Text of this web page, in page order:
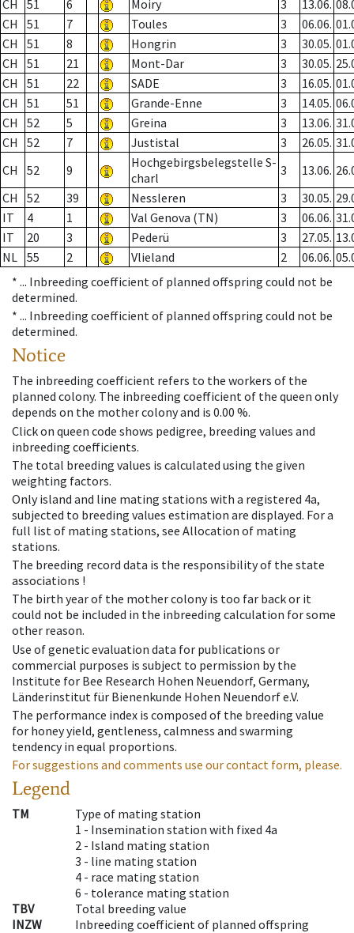
CH 51 6 Moiry 3 13.06.
CH
51 7 Toules 3 06.06.
CH
51 8 Hongrin 3 30.05.
CH
51 21 Mont-Dar 3 30.05.
CH
51 22 SADE 3 16.05.
CH
51 51 Grande-Enne 3 14.05.
CH
52 5 Greina 3 13.06.
CH
52 7 Justistal 3 26.05.
CH
52 9
Hochgebirgsbelegstelle S-
charl
3 13.06.
CH
52 39 Nessleren 3 30.05.
IT
4 1 Val Genova (TN) 3 06.06.
IT
20 3 Pederü 3 27.05.
NL 55 2 Vlieland 2 06.06.
* ... Inbreeding coefficient of planned offspring could not be
determined.
* ... Inbreeding coefficient of planned offspring could not be
determined.
Notice
The inbreeding coefficient refers to the workers of the
planned colony. The inbreeding coefficient of the queen only
depends on the mother colony and is 0.00 %.
Click on queen code shows pedigree, breeding values and
inbreeding coefficients.
The total breeding values is calculated using the given
weighting factors.
Only island and line mating stations with a registered 4a,
subjected to breeding values estimation are displayed. For a
full list of mating stations, see Allocation of mating
stations.
The breeding record data is the responsibility of the state
associations !
The birth year of the mother colony is too far back or it
could not be included in the inbreeding calculation for some
other reason.
Use of genetic evaluation data for publications or
commercial purposes is subject to permission by the
Institute for Bee Research Hohen Neuendorf, Germany,
Länderinstitut für Bienenkunde Hohen Neuendorf e.V.
The performance index is composed of the breeding value
for honey yield, gentleness, calmness and swarming
tendency in equal proportions.
For suggestions and comments use our contact form, please.
Legend
TM
Type of mating station
1 - Insemination station with fixed 4a
2 - Island mating station
3 - line mating station
4 - race mating station
6 - tolerance mating station
TBV
Total breeding value
INZW
Inbreeding coefficient of planned offspring